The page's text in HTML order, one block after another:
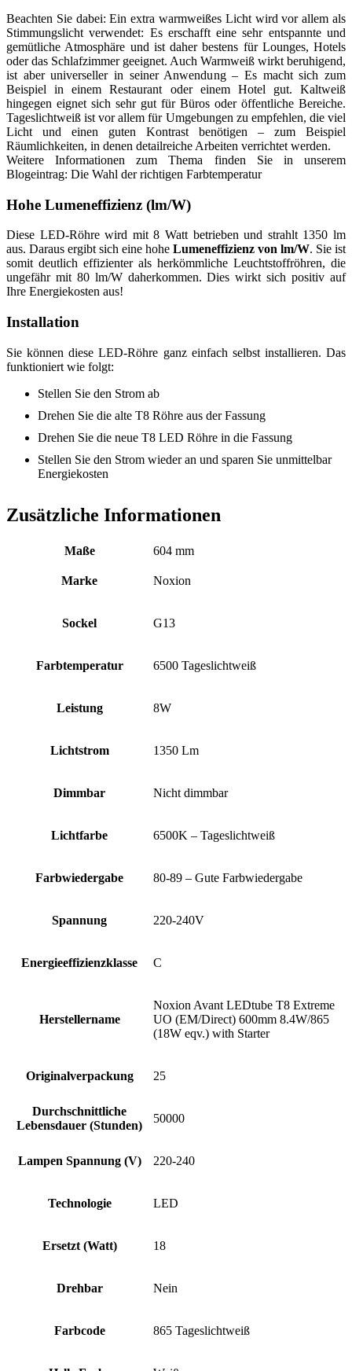
Beachten Sie dabei: Ein extra warmweißes Licht wird vor allem als
Stimmungslicht verwendet: Es erschafft eine sehr entspannte und
gemütliche Atmosphäre und ist daher bestens für Lounges, Hotels
oder das Schlafzimmer geeignet. Auch Warmweiß wirkt beruhigend,
ist aber universeller in seiner Anwendung – Es macht sich zum
Beispiel in einem Restaurant oder einem Hotel gut. Kaltweiß
hingegen eignet sich sehr gut für Büros oder öffentliche Bereiche.
Tageslichtweiß ist vor allem für Umgebungen zu empfehlen, die viel
Licht und einen guten Kontrast benötigen – zum Beispiel
Räumlichkeiten, in denen detailreiche Arbeiten verrichtet werden.
Weitere Informationen zum Thema finden Sie in unserem
Blogeintrag: Die Wahl der richtigen Farbtemperatur
Hohe Lumeneffizienz (lm/W)
Diese LED-Röhre wird mit 8 Watt betrieben und strahlt 1350 lm
aus. Daraus ergibt sich eine hohe Lumeneffizienz von lm/W. Sie ist
somit deutlich effizienter als herkömmliche Leuchtstoffröhren, die
ungefähr mit 80 lm/W daherkommen. Dies wirkt sich positiv auf
Ihre Energiekosten aus!
Installation
Sie können diese LED-Röhre ganz einfach selbst installieren. Das
funktioniert wie folgt:
Stellen Sie den Strom ab
Drehen Sie die alte T8 Röhre aus der Fassung
Drehen Sie die neue T8 LED Röhre in die Fassung
Stellen Sie den Strom wieder an und sparen Sie unmittelbar
Energiekosten
Zusätzliche Informationen
Maße 604 mm
Marke Noxion
Sockel G13
Farbtemperatur 6500 Tageslichtweiß
Leistung 8W
Lichtstrom 1350 Lm
Dimmbar Nicht dimmbar
Lichtfarbe 6500K – Tageslichtweiß
Farbwiedergabe 80-89 – Gute Farbwiedergabe
Spannung 220-240V
Energieeffizienzklasse C
Herstellername
Noxion Avant LEDtube T8 Extreme
UO (EM/Direct) 600mm 8.4W/865
(18W eqv.) with Starter
Originalverpackung 25
Durchschnittliche
Lebensdauer (Stunden)
50000
Lampen Spannung (V) 220-240
Technologie LED
Ersetzt (Watt) 18
Drehbar Nein
Farbcode 865 Tageslichtweiß